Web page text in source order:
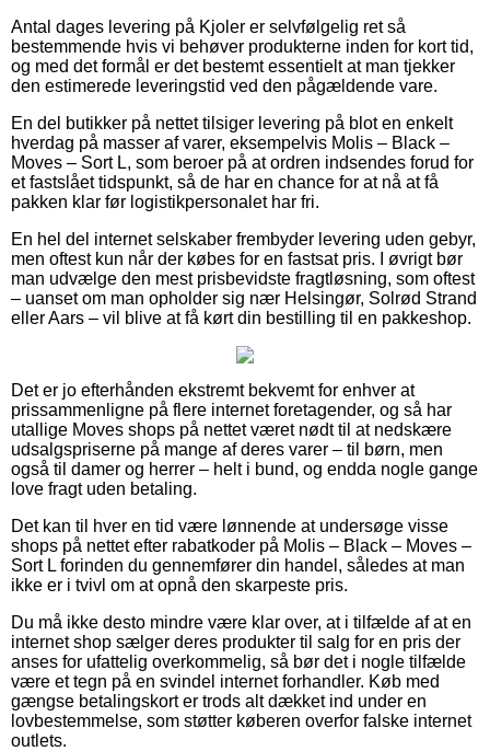
Antal dages levering på Kjoler er selvfølgelig ret så
bestemmende hvis vi behøver produkterne inden for kort tid,
og med det formål er det bestemt essentielt at man tjekker
den estimerede leveringstid ved den pågældende vare.
En del butikker på nettet tilsiger levering på blot en enkelt
hverdag på masser af varer, eksempelvis Molis – Black –
Moves – Sort L, som beroer på at ordren indsendes forud for
et fastslået tidspunkt, så de har en chance for at nå at få
pakken klar før logistikpersonalet har fri.
En hel del internet selskaber frembyder levering uden gebyr,
men oftest kun når der købes for en fastsat pris. I øvrigt bør
man udvælge den mest prisbevidste fragtløsning, som oftest
– uanset om man opholder sig nær Helsingør, Solrød Strand
eller Aars – vil blive at få kørt din bestilling til en pakkeshop.
Det er jo efterhånden ekstremt bekvemt for enhver at
prissammenligne på flere internet foretagender, og så har
utallige Moves shops på nettet været nødt til at nedskære
udsalgspriserne på mange af deres varer – til børn, men
også til damer og herrer – helt i bund, og endda nogle gange
love fragt uden betaling.
Det kan til hver en tid være lønnende at undersøge visse
shops på nettet efter rabatkoder på Molis – Black – Moves –
Sort L forinden du gennemfører din handel, således at man
ikke er i tvivl om at opnå den skarpeste pris.
Du må ikke desto mindre være klar over, at i tilfælde af at en
internet shop sælger deres produkter til salg for en pris der
anses for ufattelig overkommelig, så bør det i nogle tilfælde
være et tegn på en svindel internet forhandler. Køb med
gængse betalingskort er trods alt dækket ind under en
lovbestemmelse, som støtter køberen overfor falske internet
outlets.